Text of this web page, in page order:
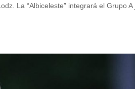
La “Albiceleste” integrará el Grupo